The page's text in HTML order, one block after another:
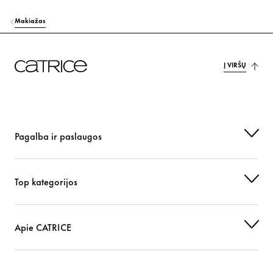
Makiažas
Į VIRŠŲ
Pagalba ir paslaugos
Top kategorijos
Apie CATRICE